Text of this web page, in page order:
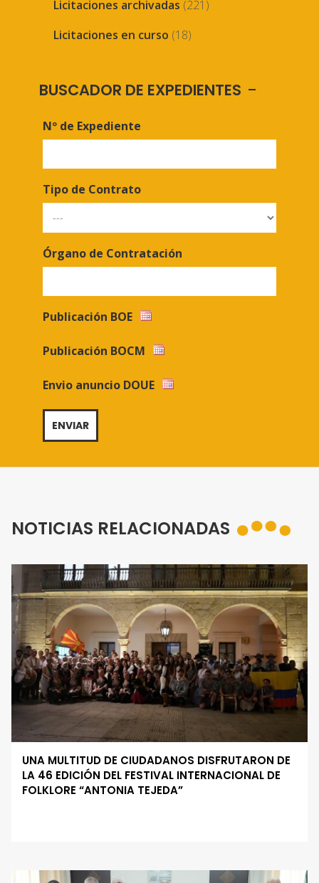
Licitaciones archivadas (221)
Licitaciones en curso (18)
BUSCADOR DE EXPEDIENTES
Nº de Expediente
Tipo de Contrato
Órgano de Contratación
Publicación BOE
Publicación BOCM
Envio anuncio DOUE
NOTICIAS RELACIONADAS
UNA MULTITUD DE CIUDADANOS DISFRUTARON DE
LA 46 EDICIÓN DEL FESTIVAL INTERNACIONAL DE
FOLKLORE “ANTONIA TEJEDA”